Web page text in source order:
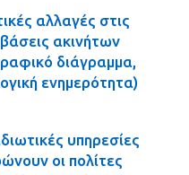
αλλαγές στις
ακινήτων
διάγραμμα,
ενημερότητα)
υπηρεσίες
οι πολίτες